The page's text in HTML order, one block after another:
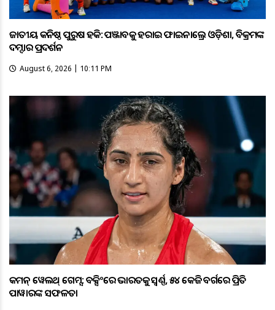
ଜାତୀୟ କନିଷ୍ଠ ପୁରୁଷ ହକି: ପଞ୍ଜାବକୁ ହରାଇ ଫାଇନାଲ୍ରେ ଓଡ଼ିଶା, ବିକ୍ରମଙ୍କ
ଦମ୍ଦାର ପ୍ରଦର୍ଶନ
August 6, 2026 | 10:11 PM
କମନ୍ ୱେଲଥ୍ ଗେମ୍ସ: ବକ୍ସିଂରେ ଭାରତକୁ ସ୍ବର୍ଣ୍ଣ, ୫୪ କେଜି ବର୍ଗରେ ପ୍ରିତି
ପାୱାରଙ୍କ ସଫଳତା